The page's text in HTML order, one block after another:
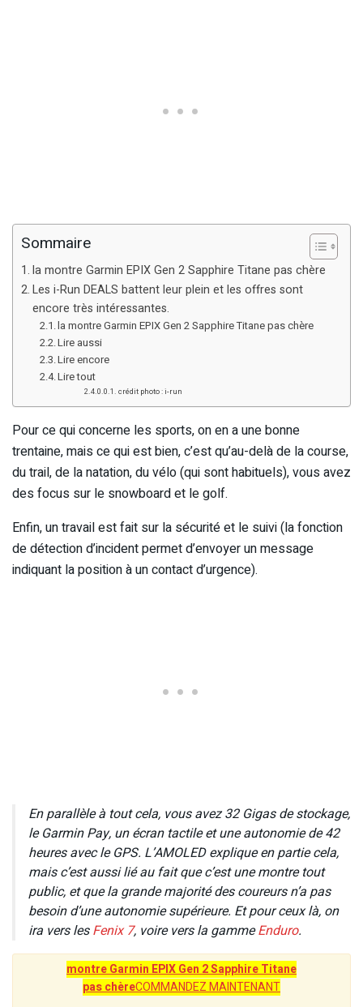
Sommaire
la montre Garmin EPIX Gen 2 Sapphire Titane pas chère
Les i-Run DEALS battent leur plein et les offres sont
encore très intéressantes.
la montre Garmin EPIX Gen 2 Sapphire Titane pas chère
Lire aussi
Lire encore
Lire tout
crédit photo : i-run
Pour ce qui concerne les sports, on en a une bonne
trentaine, mais ce qui est bien, c’est qu’au-delà de la course,
du trail, de la natation, du vélo (qui sont habituels), vous avez
des focus sur le snowboard et le golf.
Enfin, un travail est fait sur la sécurité et le suivi (la fonction
de détection d’incident permet d’envoyer un message
indiquant la position à un contact d’urgence).
En parallèle à tout cela, vous avez 32 Gigas de stockage,
le Garmin Pay, un écran tactile et une autonomie de 42
heures avec le GPS. L’AMOLED explique en partie cela,
mais c’est aussi lié au fait que c’est une montre tout
public, et que la grande majorité des coureurs n’a pas
besoin d’une autonomie supérieure. Et pour ceux là, on
ira vers lesFenix 7, voire vers la gammeEnduro.
montre Garmin EPIX Gen 2 Sapphire Titane
pas chèreCOMMANDEZ MAINTENANT